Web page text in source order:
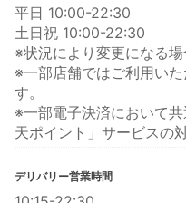
平日 10:00-22:30
土日祝 10:00-22:30
※状況により変更になる場
※一部店舗ではご利用い
す。
※一部電子決済において
天ポイント」サービスの
デリバリー営業時間